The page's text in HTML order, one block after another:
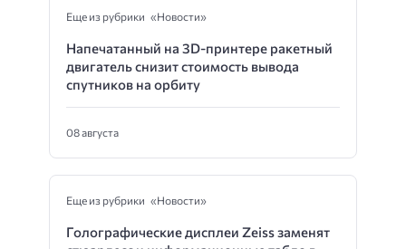
Еще из рубрики «Новости»
Напечатанный на 3D-принтере ракетный
двигатель снизит стоимость вывода
спутников на орбиту
08 августа
Еще из рубрики «Новости»
Голографические дисплеи Zeiss заменят